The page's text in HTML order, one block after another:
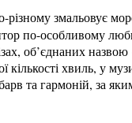
змальовує
по-особливому
об’єднаних
кількості хвиль, у
та гармоній, за